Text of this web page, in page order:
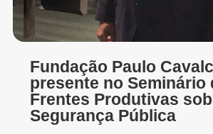
Fundação Paulo
presente no Seminário
Frentes Produtivas
Segurança Pública